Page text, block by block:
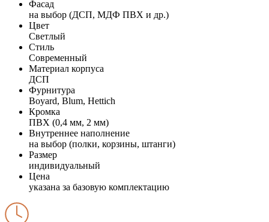
Фасад
на выбор (ДСП, МДФ ПВХ и др.)
Цвет
Светлый
Стиль
Современный
Материал корпуса
ДСП
Фурнитура
Boyard, Blum, Hettich
Кромка
ПВХ (0,4 мм, 2 мм)
Внутреннее наполнение
на выбор (полки, корзины, штанги)
Размер
индивидуальный
Цена
указана за базовую комплектацию